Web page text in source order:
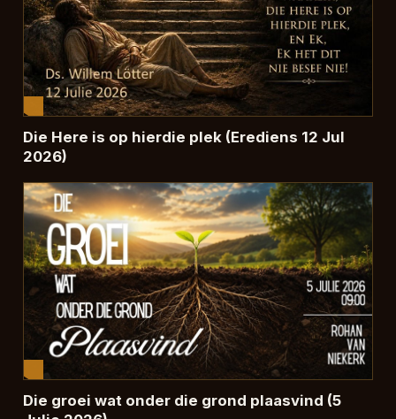
Die Here is op hierdie plek (Erediens 12 Jul
2026)
Die groei wat onder die grond plaasvind (5